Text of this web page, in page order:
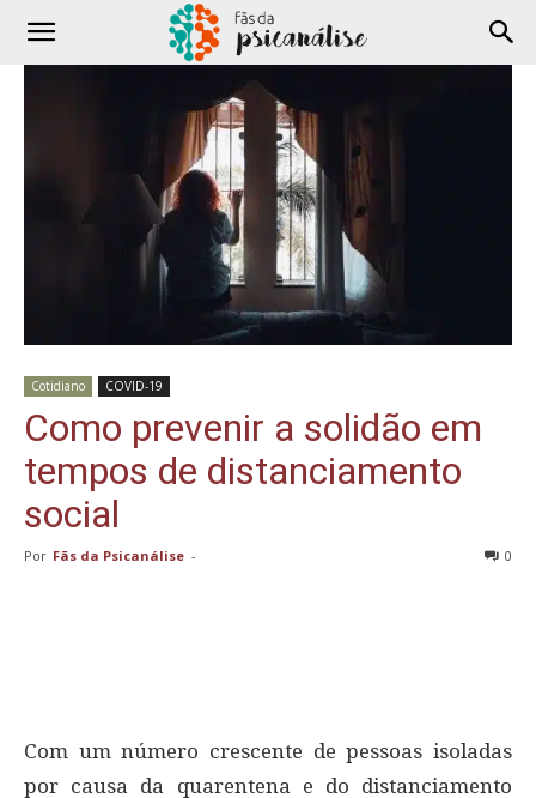
Cotidiano COVID-19
Como prevenir a solidão em
tempos de distanciamento
social
Por Fãs da Psicanálise - 0
Com um número crescente de pessoas isoladas
por causa da quarentena e do distanciamento